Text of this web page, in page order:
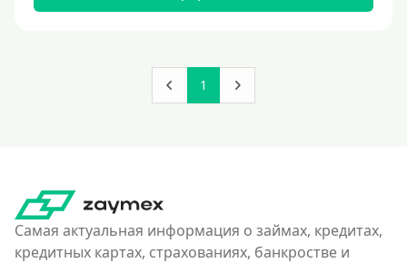
180000 руб
4500000 руб
500000 руб
550000 руб
1
Самая актуальная информация о займах, кредитах,
кредитных картах, страхованиях, банкростве и